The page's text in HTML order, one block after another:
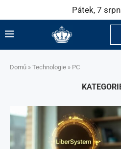
Pátek, 7
Domů » Technologie » PC